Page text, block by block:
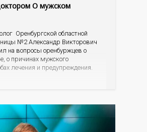
О мужском
Оренбургской областной
№2 Александр Викторович
на вопросы оренбуржцев о
о причинах мужского
лечения и предупреждения.